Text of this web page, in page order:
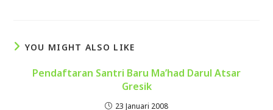
YOU MIGHT ALSO LIKE
Pendaftaran Santri Baru Ma’had Darul Atsar
Gresik
23 Januari 2008